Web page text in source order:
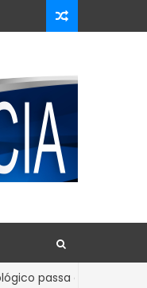
ser obrigatório para